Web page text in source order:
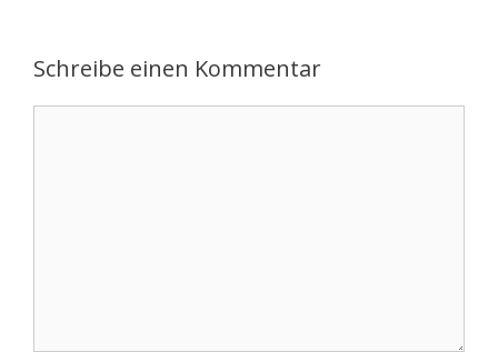
Schreibe einen Kommentar